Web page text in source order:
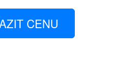
CENU